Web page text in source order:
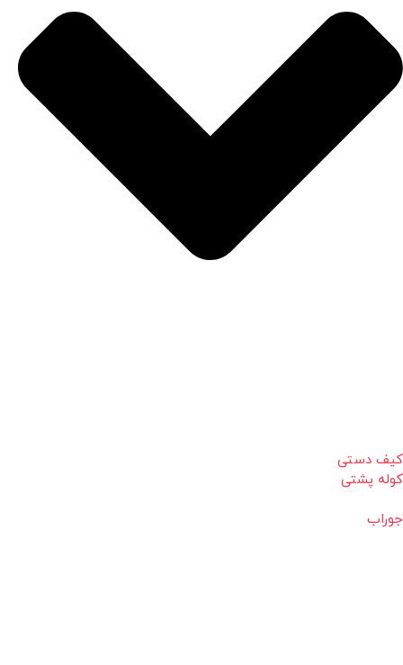
کیف دستی
کوله پشتی
جوراب